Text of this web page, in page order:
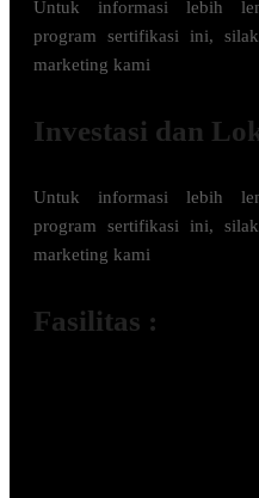
Untuk informasi lebih
program sertifikasi ini,
marketing kami
Investasi dan
Untuk informasi lebih
program sertifikasi ini,
marketing kami
Fasilitas :